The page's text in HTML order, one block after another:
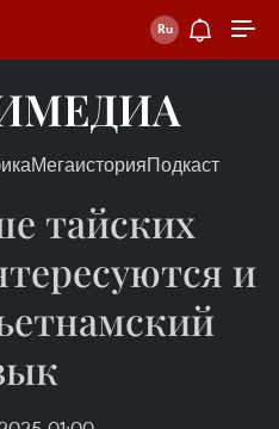
МегаисторияПодкаст
тайских
и